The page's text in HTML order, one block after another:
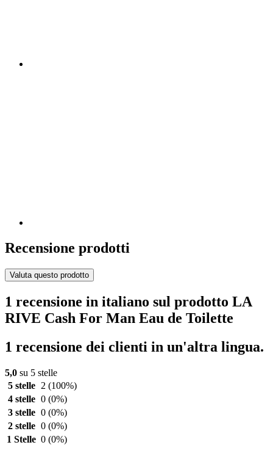
Recensione prodotti
Valuta questo prodotto
1 recensione in italiano sul prodotto LA
RIVE Cash For Man Eau de Toilette
1 recensione dei clienti in un'altra lingua.
5,0 su 5 stelle
5 stelle
2 (100%)
4 stelle 0 (0%)
3 stelle 0 (0%)
2 stelle 0 (0%)
1 Stelle 0 (0%)